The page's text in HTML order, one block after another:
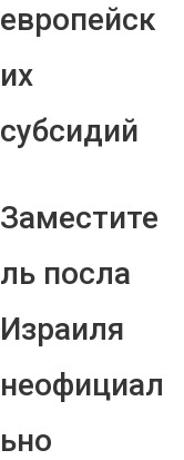
европейск
их
субсидий
Заместите
ль посла
Израиля
неофициал
ьно